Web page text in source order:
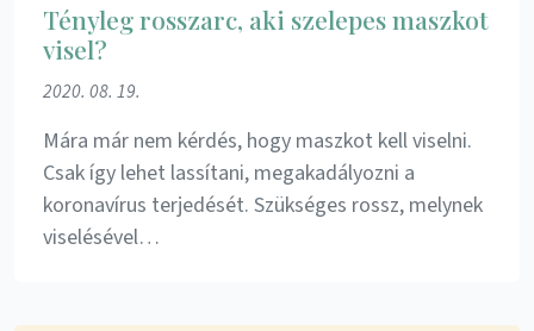
Tényleg rosszarc, aki szelepes maszkot
visel?
2020. 08. 19.
Mára már nem kérdés, hogy maszkot kell viselni.
Csak így lehet lassítani, megakadályozni a
koronavírus terjedését. Szükséges rossz, melynek
viselésével…